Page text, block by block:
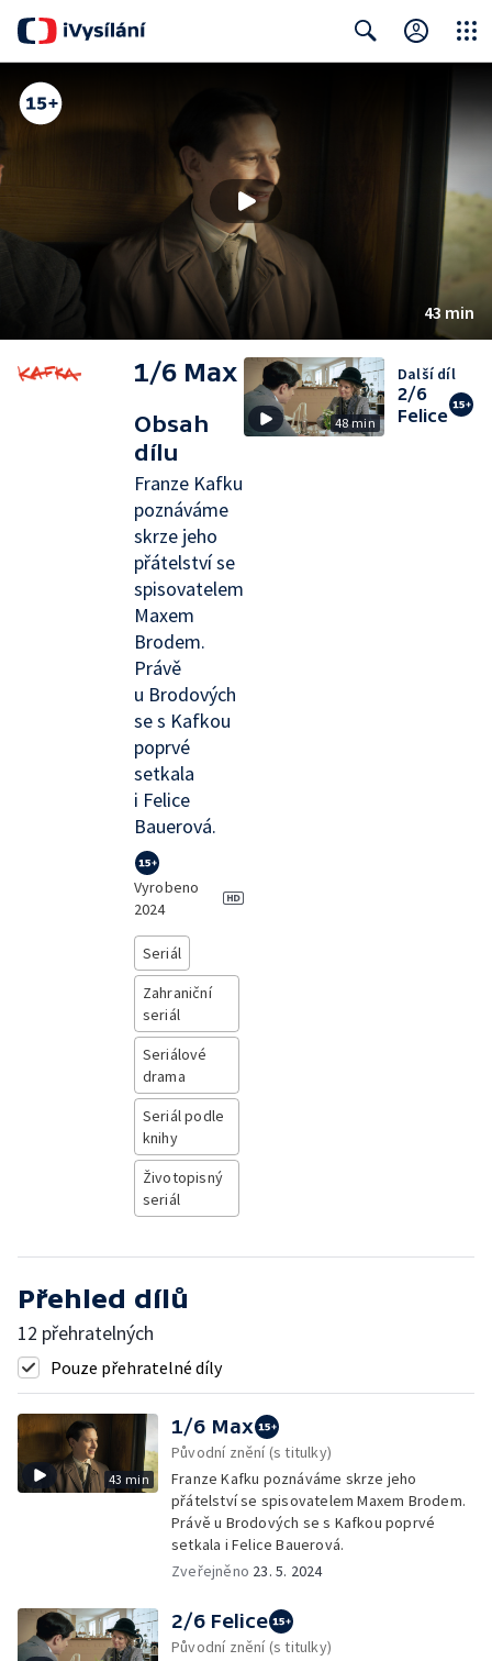
43 min
1/6 Max
Obsah
dílu
Franze Kafku
poznáváme
skrze jeho
přátelství se
spisovatelem
Maxem
Brodem.
Právě
u Brodových
se s Kafkou
poprvé
setkala
i Felice
Bauerová.
Vyrobeno
2024
Seriál
Zahraniční
seriál
Seriálové
drama
Seriál podle
knihy
Životopisný
seriál
48 min
Další díl
2/6
Felice
Přehled dílů
12 přehratelných
Pouze přehratelné díly
43 min
1/6 Max
Původní znění (s titulky)
Franze Kafku poznáváme skrze jeho
přátelství se spisovatelem Maxem Brodem.
Právě u Brodových se s Kafkou poprvé
setkala i Felice Bauerová.
Zveřejněno 23. 5. 2024
2/6 Felice
Původní znění (s titulky)